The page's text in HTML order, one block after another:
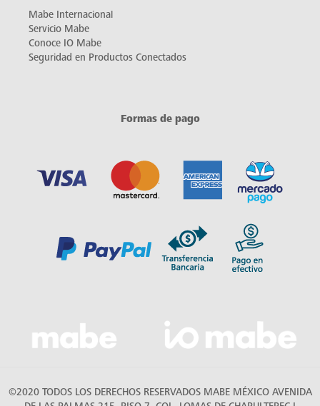
Mabe Internacional
Servicio Mabe
Conoce IO Mabe
Seguridad en Productos Conectados
Formas de pago
©2020 TODOS LOS DERECHOS RESERVADOS MABE MÉXICO AVENIDA